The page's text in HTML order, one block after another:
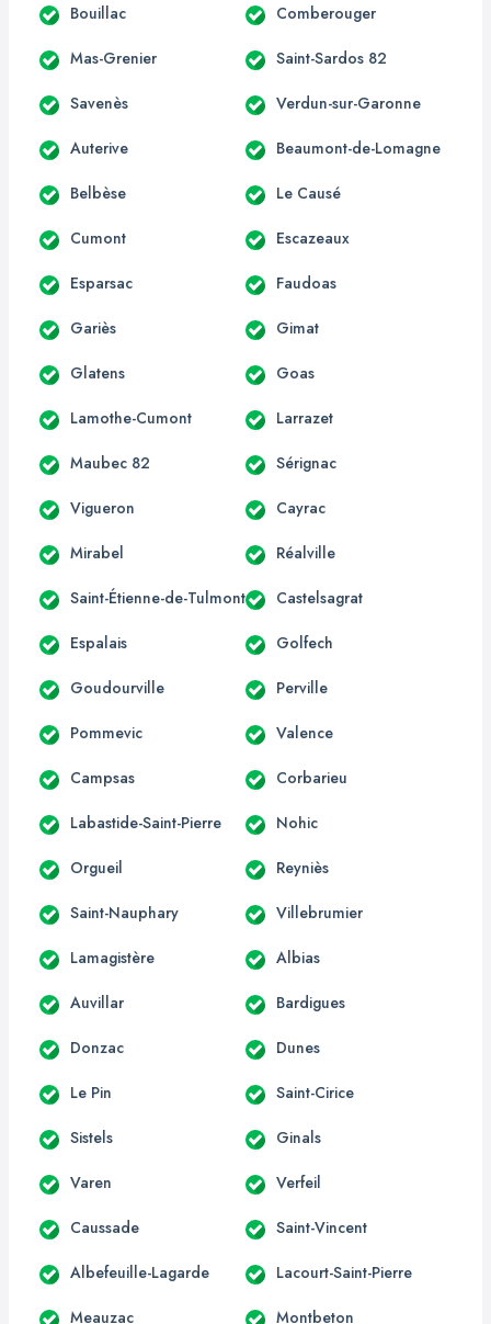
Bouillac Comberouger
Mas-Grenier Saint-Sardos 82
Savenès Verdun-sur-Garonne
Auterive Beaumont-de-Lomagne
Belbèse Le Causé
Cumont Escazeaux
Esparsac Faudoas
Gariès Gimat
Glatens Goas
Lamothe-Cumont Larrazet
Maubec 82 Sérignac
Vigueron Cayrac
Mirabel Réalville
Saint-Étienne-de-Tulmont Castelsagrat
Espalais Golfech
Goudourville Perville
Pommevic Valence
Campsas Corbarieu
Labastide-Saint-Pierre Nohic
Orgueil Reyniès
Saint-Nauphary Villebrumier
Lamagistère Albias
Auvillar Bardigues
Donzac Dunes
Le Pin Saint-Cirice
Sistels Ginals
Varen Verfeil
Caussade Saint-Vincent
Albefeuille-Lagarde Lacourt-Saint-Pierre
Meauzac Montbeton